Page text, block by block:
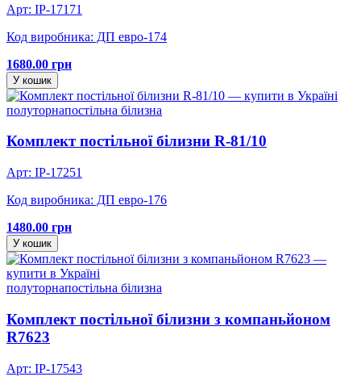
Арт: IP-17171
Код виробника: ДП евро-174
1680.00 грн
У кошик
полуторнапостільна білизна
Комплект постільної білизни R-81/10
Арт: IP-17251
Код виробника: ДП евро-176
1480.00 грн
У кошик
полуторнапостільна білизна
Комплект постільної білизни з компаньйоном
R7623
Арт: IP-17543